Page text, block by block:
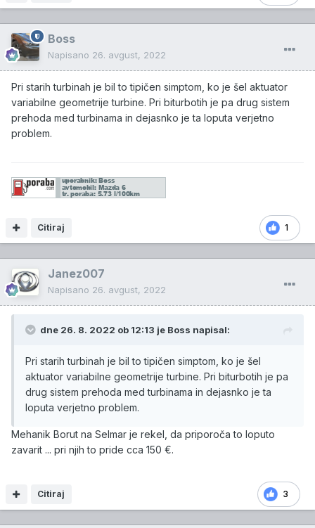
Boss
Napisano 26. avgust, 2022
Pri starih turbinah je bil to tipičen simptom, ko je šel aktuator
variabilne geometrije turbine. Pri biturbotih je pa drug sistem
prehoda med turbinama in dejasnko je ta loputa verjetno
problem.
1
Citiraj
Janez007
Napisano 26. avgust, 2022
dne 26. 8. 2022 ob 12:13 je Boss napisal:
Pri starih turbinah je bil to tipičen simptom, ko je šel
aktuator variabilne geometrije turbine. Pri biturbotih je pa
drug sistem prehoda med turbinama in dejasnko je ta
loputa verjetno problem.
Mehanik Borut na Selmar je rekel, da priporoča to loputo
zavarit ... pri njih to pride cca 150 €.
3
Citiraj